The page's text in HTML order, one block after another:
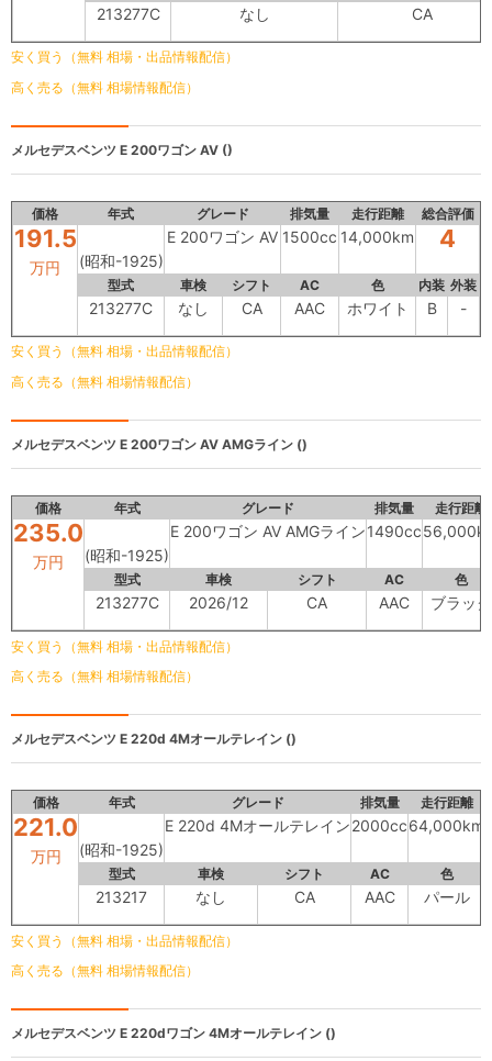
213277C なし CA
安く買う（無料 相場・出品情報配信）
高く売る（無料 相場情報配信）
メルセデスベンツ E 200ワゴン AV ()
価格 年式 グレード 排気量 走行距離 総合評価
191.5
万円 (昭和-1925)
E 200ワゴン AV 1500cc 14,000km 4
型式 車検 シフト AC 色 内装 外装
213277C なし CA AAC ホワイト B -
安く買う（無料 相場・出品情報配信）
高く売る（無料 相場情報配信）
メルセデスベンツ E 200ワゴン AV AMGライン ()
価格 年式 グレード 排気量 走行距離
235.0
万円 (昭和-1925)
E 200ワゴン AV AMGライン1490cc
型式 車検 シフト AC 色
213277C 2026/12 CA AAC ブラック
安く買う（無料 相場・出品情報配信）
高く売る（無料 相場情報配信）
メルセデスベンツ E 220d 4Mオールテレイン ()
価格 年式 グレード 排気量 走行距離
221.0
万円 (昭和-1925)
E 220d 4Mオールテレイン2000cc64,000km
型式 車検 シフト AC 色
213217 なし CA AAC パール
安く買う（無料 相場・出品情報配信）
高く売る（無料 相場情報配信）
メルセデスベンツ E 220dワゴン 4Mオールテレイン ()